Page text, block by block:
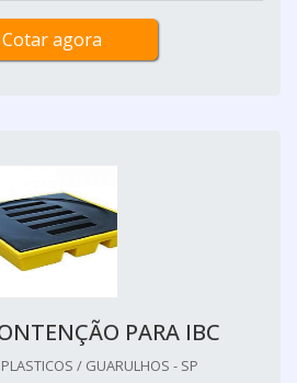
Cotar agora
PARA IBC
/ GUARULHOS - SP